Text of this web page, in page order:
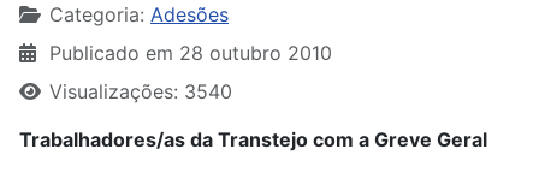
Categoria: Adesões
Publicado em 28 outubro 2010
Visualizações: 3540
Trabalhadores/as da Transtejo com a Greve Geral